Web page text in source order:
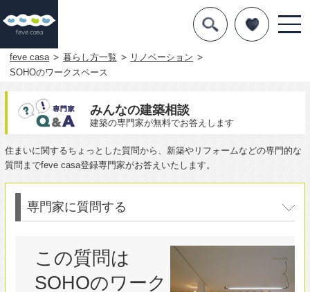
デザインを探す
暮らし方
Q&A
専門家を
みんなの建築相談
住まいに関するちょっとした質問から、新築やリフォームなどの専門的な
質問までfeve casa登録専門家がお答えいたします。
専門家に質問する
この質問は
SOHOのワーク
スペース
す。
対象のページ